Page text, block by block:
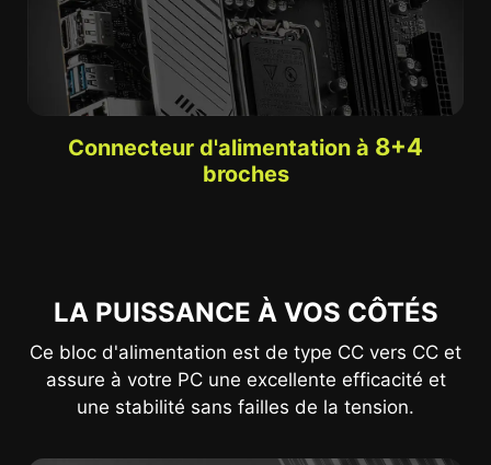
Connecteur d'alimentation à 8+4
broches
LA PUISSANCE À VOS CÔTÉS
Ce bloc d'alimentation est de type CC vers CC et
assure à votre PC une excellente efficacité et
une stabilité sans failles de la tension.